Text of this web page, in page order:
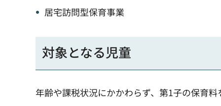
居宅訪問型保育事業
対象となる児童
年齢や課税状況にかかわらず、第1子の保育料